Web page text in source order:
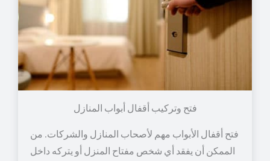
فتح وتركيب أقفال أبواب المنازل
فتح أقفال الأبواب مهم لأصحاب المنازل والشركات. من
الممكن أن يفقد أي شخص مفتاح المنزل أو يتركه داخل